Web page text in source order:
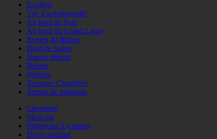
Rooftop
Vue Exceptionnelle
Au bord de l'eau
Au bord du Grand Large
Berges du Rhône
Bord de Saône
Nature détente
Bateau
Péniche
Terrasses Chauffées
Terrain de pétanque
Cheminée
Musicale
Patrimoine Lyonnais
Décor original